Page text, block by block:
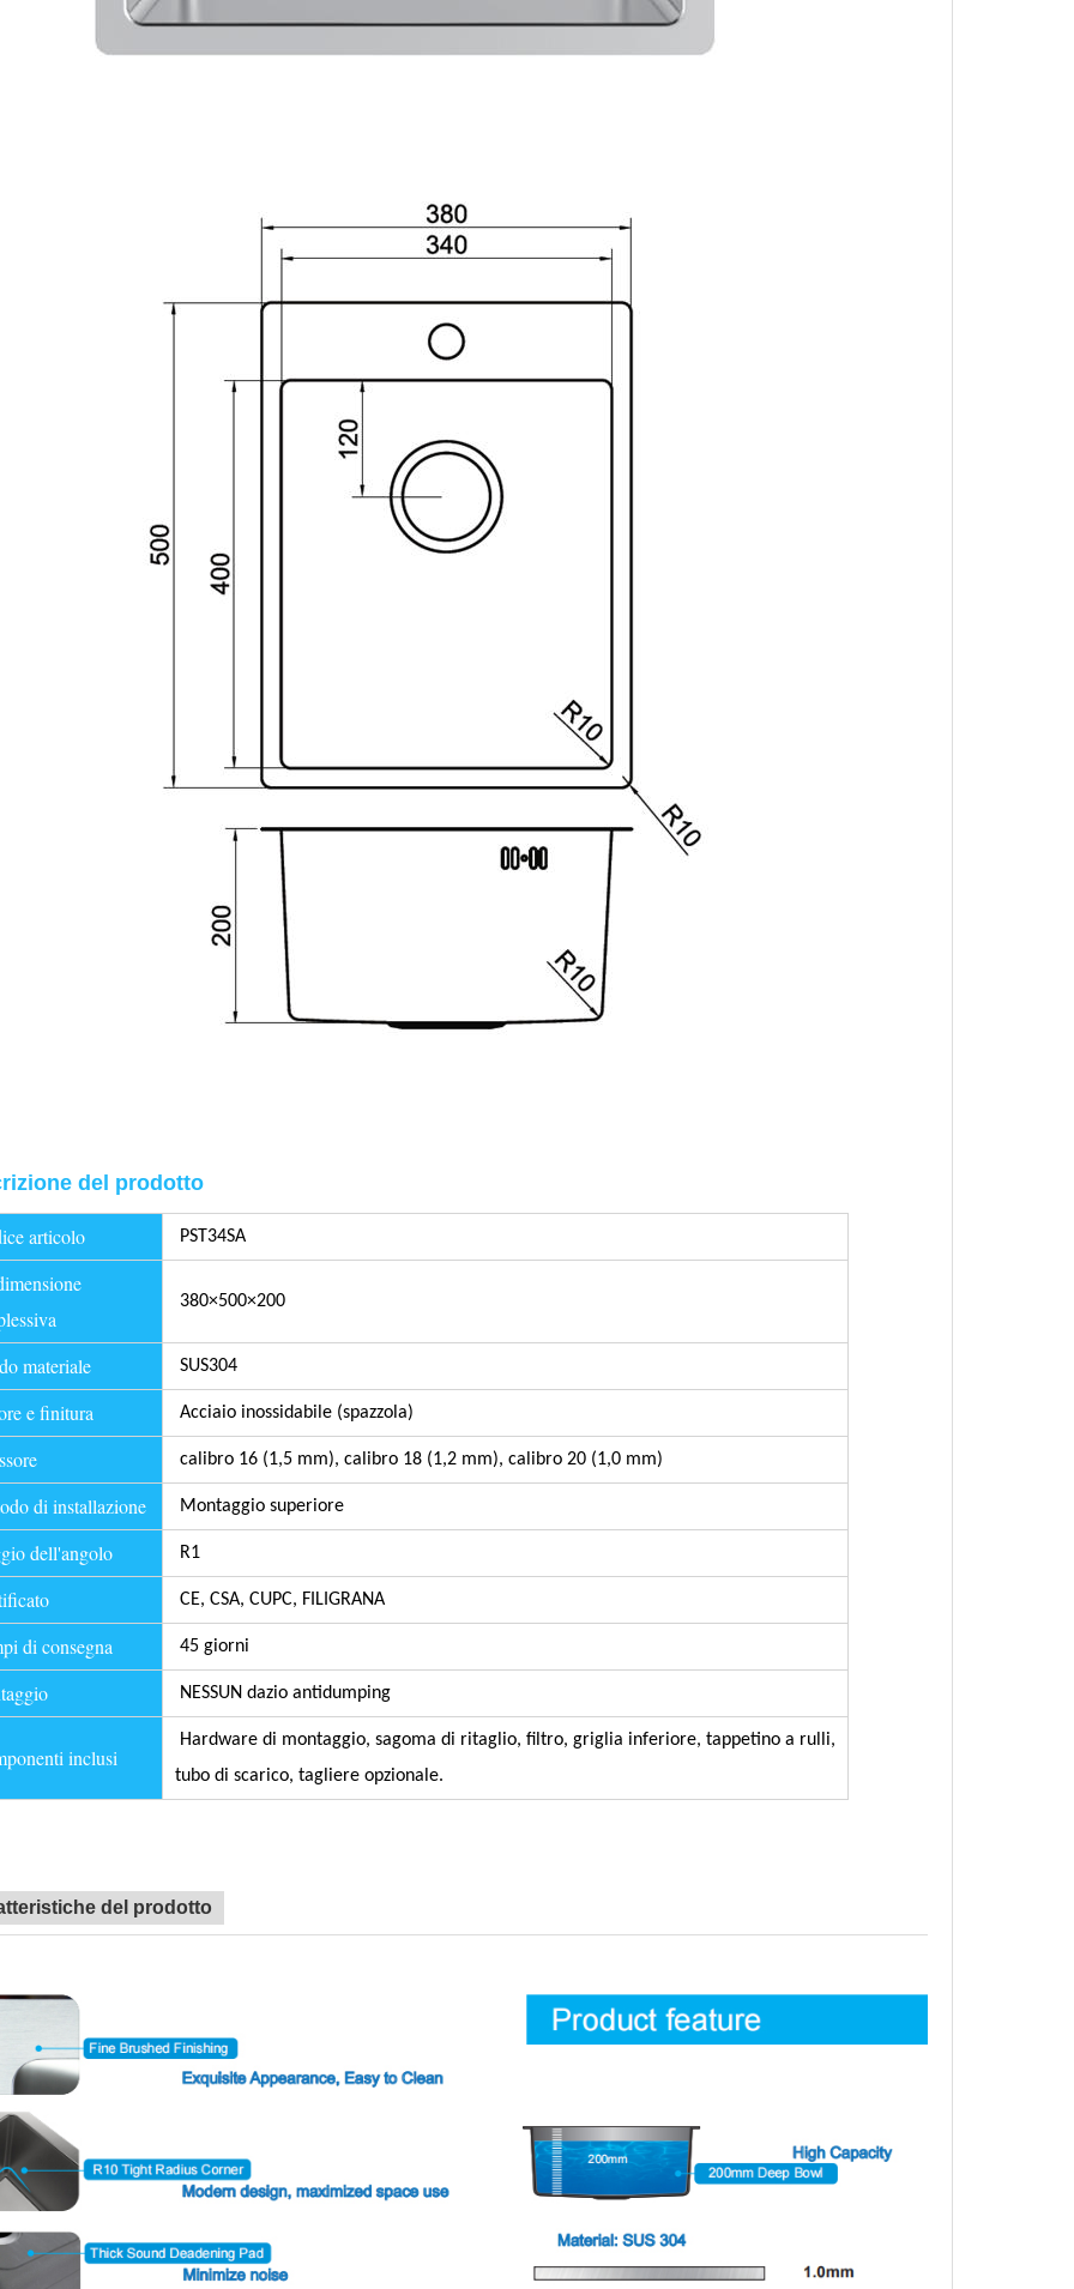
del prodotto
articolo PST34SA
380×500×200
materiale SUS304
e finitura Acciaio inossidabile (spazzola)
calibro 16 (1,5 mm), calibro 18 (1,2 mm), calibro 20 (1,0 mm)
di installazione Montaggio superiore
dell'angolo R1
CE, CSA, CUPC, FILIGRANA
di consegna 45 giorni
NESSUN dazio antidumping
inclusi
Hardware di montaggio, sagoma di ritaglio, filtro, griglia inferiore, tappetino a rulli,
tubo di scarico, tagliere opzionale.
del prodotto